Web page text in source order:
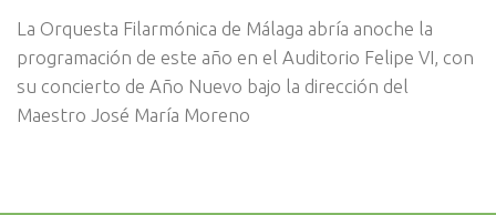
La Orquesta Filarmónica de Málaga abría anoche la
programación de este año en el Auditorio Felipe VI, con
su concierto de Año Nuevo bajo la dirección del
Maestro José María Moreno